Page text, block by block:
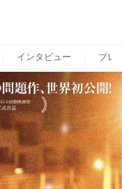
インタビュー プレ